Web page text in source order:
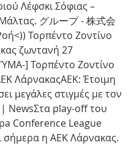
Λέφσκι Σόφιας –
グループ - 株式会
Τορπέντο Ζοντίνο
ζωντανή 27
] Τορπέντο Ζοντίνο
ΛάρνακαςΑΕΚ: Έτοιμη
μεγάλες στιγμές με τον
NewsΣτα play-off του
Conference League
σήμερα η ΑΕΚ Λάρνακας.